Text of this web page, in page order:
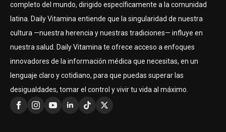
completo del mundo, dirigido específicamente a la comunidad
latina. Daily Vitamina entiende que la singularidad de nuestra
cultura —nuestra herencia y nuestras tradiciones— influye en
nuestra salud. Daily Vitamina te ofrece acceso a enfoques
innovadores de la información médica que necesitas, en un
lenguaje claro y cotidiano, para que puedas superar las
desigualdades, tomar el control y vivir tu vida al máximo.